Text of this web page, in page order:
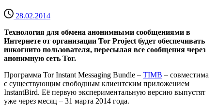
28.02.2014
Технология для обмена анонимными сообщениями в
Интернете от организации Tor Project будет обеспечивать
инкогнито пользователя, пересылая все сообщения через
анонимную сеть Tor.
Программа Tor Instant Messaging Bundle – TIMB – совместима
с существующим свободным клиентским приложением
InstantBird. Её первую экспериментальную версию выпустят
уже через месяц – 31 марта 2014 года.